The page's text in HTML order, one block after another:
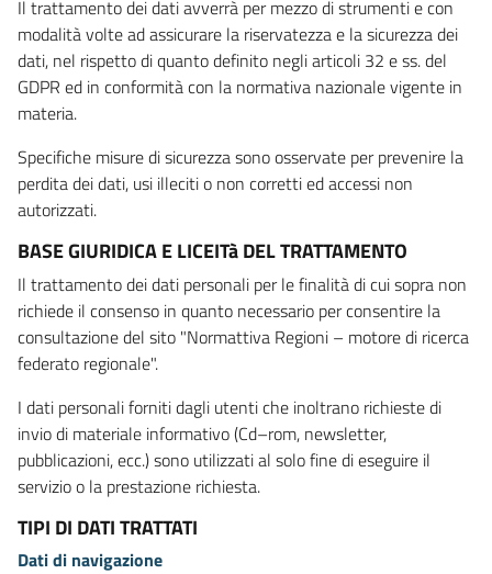
Il trattamento dei dati avverrà per mezzo di strumenti e con
modalità volte ad assicurare la riservatezza e la sicurezza dei
dati, nel rispetto di quanto definito negli articoli 32 e ss. del
GDPR ed in conformità con la normativa nazionale vigente in
materia.
Specifiche misure di sicurezza sono osservate per prevenire la
perdita dei dati, usi illeciti o non corretti ed accessi non
autorizzati.
BASE GIURIDICA E LICEITà DEL TRATTAMENTO
Il trattamento dei dati personali per le finalità di cui sopra non
richiede il consenso in quanto necessario per consentire la
consultazione del sito "Normattiva Regioni – motore di ricerca
federato regionale".
I dati personali forniti dagli utenti che inoltrano richieste di
invio di materiale informativo (Cd–rom, newsletter,
pubblicazioni, ecc.) sono utilizzati al solo fine di eseguire il
servizio o la prestazione richiesta.
TIPI DI DATI TRATTATI
Dati di navigazione